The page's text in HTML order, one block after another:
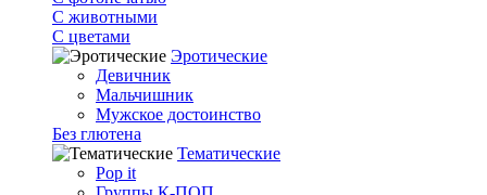
C животными
С цветами
Эротические
Девичник
Мальчишник
Мужское достоинство
Без глютена
Тематические
Pop it